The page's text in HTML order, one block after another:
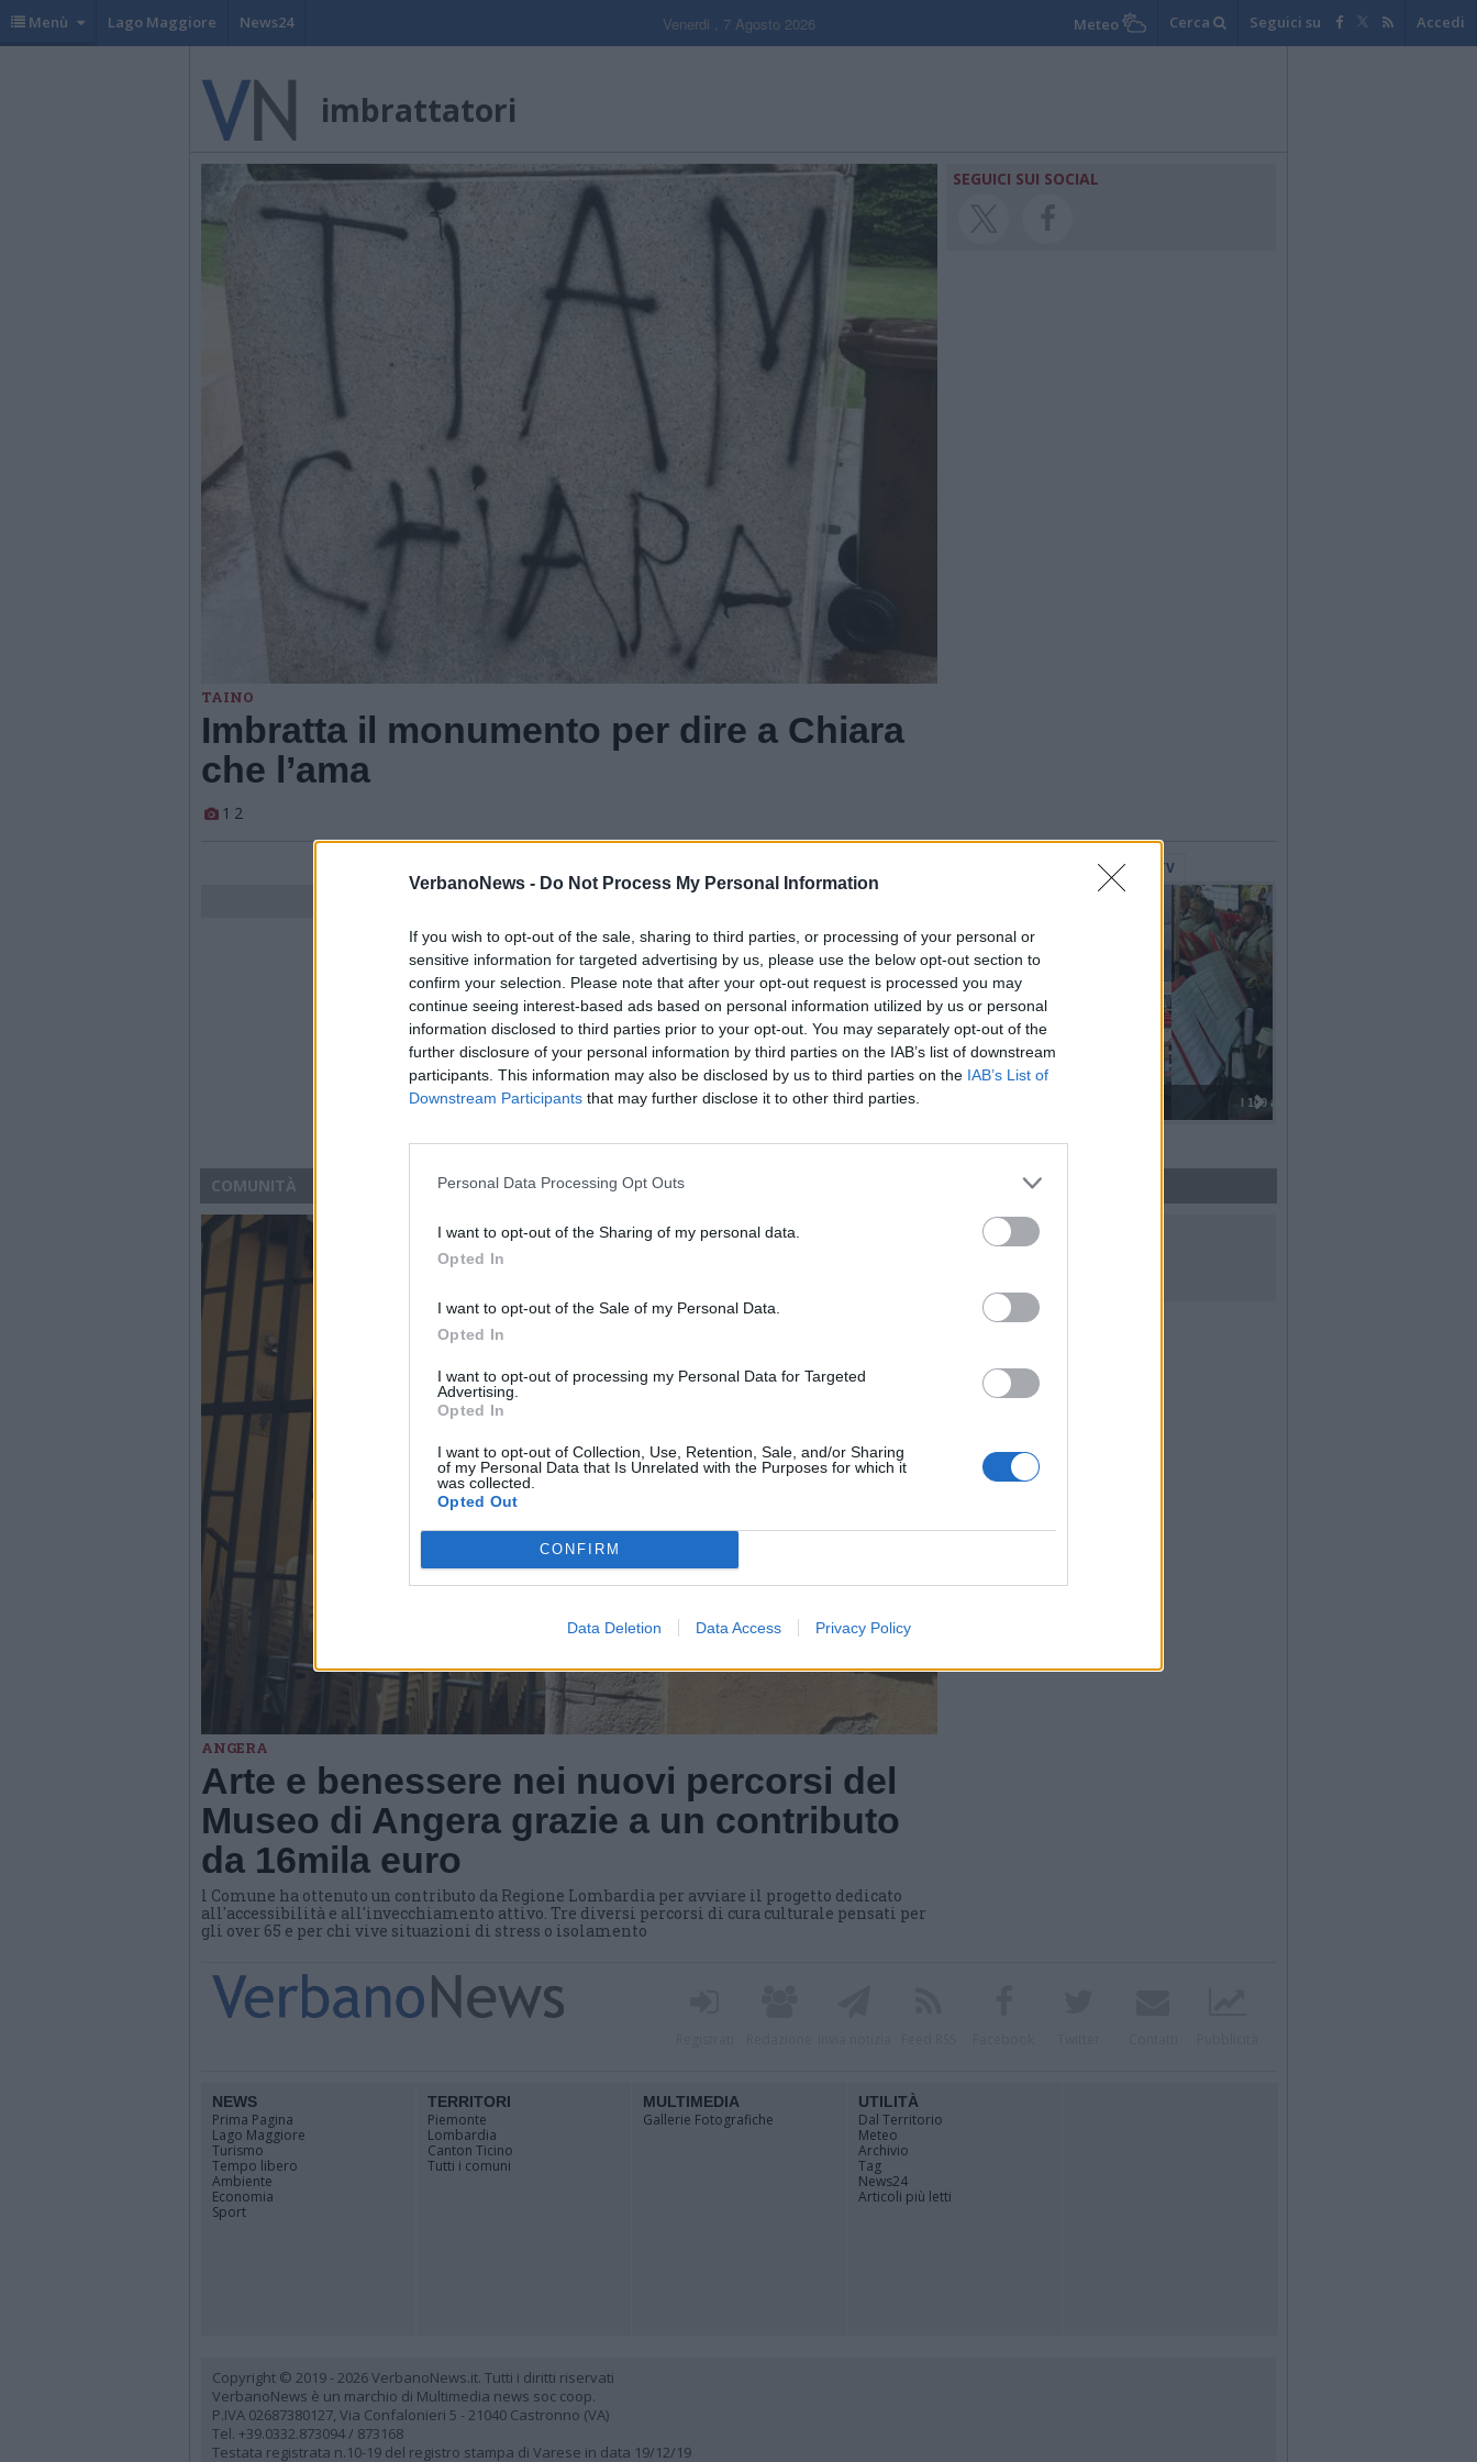
VerbanoNews - Do Not Process My Personal Information
If you wish to opt-out of the sale, sharing to third parties, or processing of your personal or
sensitive information for targeted advertising by us, please use the below opt-out section to
confirm your selection. Please note that after your opt-out request is processed you may
continue seeing interest-based ads based on personal information utilized by us or personal
information disclosed to third parties prior to your opt-out. You may separately opt-out of the
further disclosure of your personal information by third parties on the IAB’s list of downstream
participants. This information may also be disclosed by us to third parties on the IAB’s List of
Downstream Participants that may further disclose it to other third parties.
Personal Data Processing Opt Outs
I want to opt-out of the Sharing of my personal data.
Opted In
I want to opt-out of the Sale of my Personal Data.
Opted In
I want to opt-out of processing my Personal Data for Targeted
Advertising.
Opted In
I want to opt-out of Collection, Use, Retention, Sale, and/or Sharing
of my Personal Data that Is Unrelated with the Purposes for which it
was collected.
Opted Out
CONFIRM
Data Deletion Data Access Privacy Policy
Menù Lago Maggiore News24 Venerdi , 7 Agosto 2026 Meteo Cerca Seguici su Accedi
imbrattatori
TAINO
Imbratta il monumento per dire a Chiara
che l’ama
1 2
SEGUICI SUI SOCIAL
Gallerie Fotografiche WebTV
COMUNITÀ
ANGERA
Arte e benessere nei nuovi percorsi del
Museo di Angera grazie a un contributo
da 16mila euro
l Comune ha ottenuto un contributo da Regione Lombardia per avviare il progetto dedicato
all'accessibilità e all'invecchiamento attivo. Tre diversi percorsi di cura culturale pensati per
gli over 65 e per chi vive situazioni di stress o isolamento
SEGUICI SUI SOCIAL
NEWS
Prima Pagina
Lago Maggiore
Turismo
Tempo libero
Ambiente
Economia
Sport
TERRITORI
Piemonte
Lombardia
Canton Ticino
Tutti i comuni
MULTIMEDIA
Gallerie Fotografiche
UTILITÀ
Dal Territorio
Meteo
Archivio
Tag
News24
Articoli più letti
Copyright © 2019 - 2026 VerbanoNews.it. Tutti i diritti riservati
VerbanoNews è un marchio di Multimedia news soc coop.
P.IVA 02687380127, Via Confalonieri 5 - 21040 Castronno (VA)
Tel. +39.0332.873094 / 873168
Testata registrata n.10-19 del registro stampa di Varese in data 19/12/19